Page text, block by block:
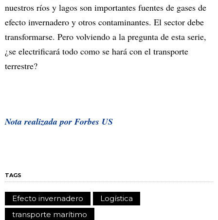
nuestros ríos y lagos son importantes fuentes de gases de
efecto invernadero y otros contaminantes. El sector debe
transformarse. Pero volviendo a la pregunta de esta serie,
¿se electrificará todo como se hará con el transporte
terrestre?
Nota realizada por Forbes US
TAGS
Efecto invernadero
Logística
transporte marítimo